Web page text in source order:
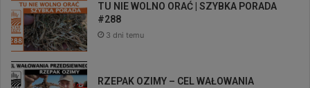
TU NIE WOLNO ORAĆ | SZYBKA PORADA
#288
3 dni temu
RZEPAK OZIMY – CEL WAŁOWANIA